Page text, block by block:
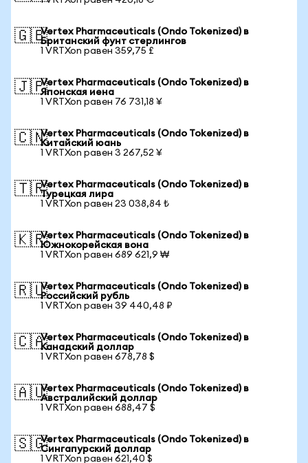
🇬🇧Vertex Pharmaceuticals (Ondo Tokenized) в
Британский фунт стерлингов
1 VRTXon равен 359,75 £
🇯🇵Vertex Pharmaceuticals (Ondo Tokenized) в
Японская иена
1 VRTXon равен 76 731,18 ¥
🇨🇳Vertex Pharmaceuticals (Ondo Tokenized) в
Китайский юань
1 VRTXon равен 3 267,52 ¥
🇹🇷Vertex Pharmaceuticals (Ondo Tokenized) в
Турецкая лира
1 VRTXon равен 23 038,84 ₺
🇰🇷Vertex Pharmaceuticals (Ondo Tokenized) в
Южнокорейская вона
1 VRTXon равен 689 621,9 ₩
🇷🇺Vertex Pharmaceuticals (Ondo Tokenized) в
Российский рубль
1 VRTXon равен 39 440,48 ₽
🇨🇦Vertex Pharmaceuticals (Ondo Tokenized) в
Канадский доллар
1 VRTXon равен 678,78 $
🇦🇺Vertex Pharmaceuticals (Ondo Tokenized) в
Австралийский доллар
1 VRTXon равен 688,47 $
🇸🇬Vertex Pharmaceuticals (Ondo Tokenized) в
Сингапурский доллар
1 VRTXon равен 621,40 $